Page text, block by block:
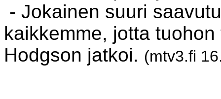
- Jokainen suuri
kaikkemme, jotta
Hodgson jatkoi. (mtv3.fi